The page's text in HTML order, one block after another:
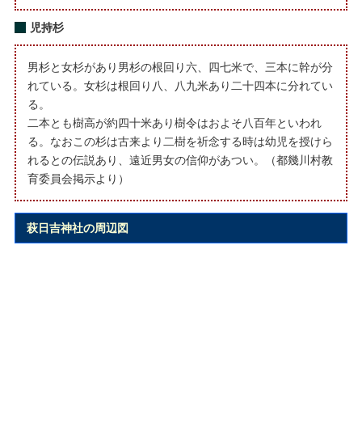
児持杉
男杉と女杉があり男杉の根回り六、四七米で、三本に幹が分
れている。女杉は根回り八、八九米あり二十四本に分れてい
る。
二本とも樹高が約四十米あり樹令はおよそ八百年といわれ
る。なおこの杉は古来より二樹を祈念する時は幼児を授けら
れるとの伝説あり、遠近男女の信仰があつい。（都幾川村教
育委員会掲示より）
萩日吉神社の周辺図